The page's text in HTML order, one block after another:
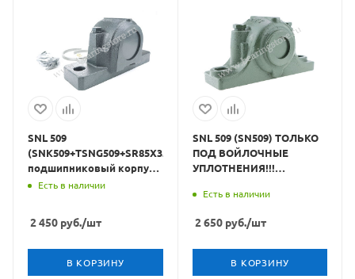
SNL 509
(SNK509+TSNG509+SR85X3.5)
подшипниковый корпус
CRAFT BEARINGS
Есть в наличии
2 450 руб./шт
В КОРЗИНУ
SNL 509 (SN509) ТОЛЬКО
ПОД ВОЙЛОЧНЫЕ
УПЛОТНЕНИЯ!!!
CRAFT BEARINGS
Есть в наличии
2 650руб./шт
В КОРЗИНУ